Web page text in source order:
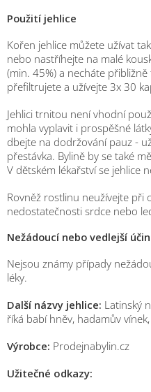
Použití jehlice
Kořen jehlice můžete užívat
nebo nastříhejte na malé
(min. 45%) a necháte
přefiltrujete a užívejte 3x 30
Jehlici trnitou není vhodní
mohla vyplavit i prospěšné
dbejte na dodržování pauz -
přestávka. Bylině by se také
V dětském lékařství se jehlice
Rovněž rostlinu neužívejte při
nedostatečnosti srdce nebo
Nežádoucí nebo vedlejší
Nejsou známy případy
léky.
Další názvy jehlice: Latinský
říká babí hněv, hadamův
Výrobce: Prodejnabylin.cz
Užitečné odkazy: